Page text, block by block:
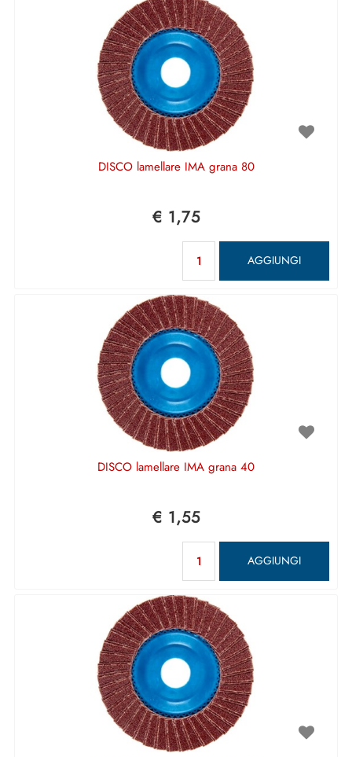
DISCO lamellare IMA grana 80
€ 1,75
AGGIUNGI
DISCO lamellare IMA grana 40
€ 1,55
AGGIUNGI